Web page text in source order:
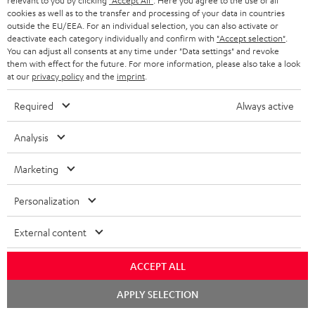
e
r
u
n
e
l
a
d
e
n
(Stk.)
Safety Booklet: Stand-Lautsprecher UL 40 Mk3 18
(Stk.)
Bedienungsanleitung: Paar Satelliten-Lautsprecher
Quick Start Guide: Paar Satelliten-Lautsprecher
EFFEKT 2
P
r
Hilfe zu diesem Produkt
cookies as well as to the transfer and processing of your data in countries
outside the EU/EEA. For an individual selection, you can also activate or
deactivate each category individually and confirm with "Accept selection"
You can adjust all consents at any time under "Data settings" and revoke
them with effect for the future. For more information, please also take a look
at our privacy policyand the imprint
Required Always active
Analysis
Marketing
Personalization
External content
ACCEPT ALL
APPLY SELECTION